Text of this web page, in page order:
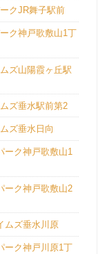
クJR舞子駅前
ク神戸歌敷山1丁
ズ山陽霞ヶ丘駅
ズ垂水駅前第2
ズ垂水日向
ーク神戸歌敷山1
ーク神戸歌敷山2
ムズ垂水川原
ーク神戸川原1丁